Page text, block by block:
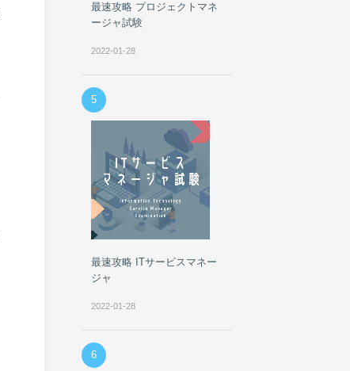
最速攻略 プロジェクトマネ
ージャ試験
2022-01-28
5
最速攻略 ITサービスマネー
ジャ
2022-01-28
6